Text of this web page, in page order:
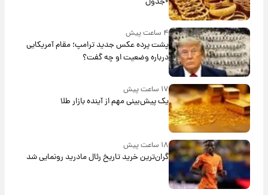
۴ ساعت پیش
پشت پرده عکس جدید ترامپ؛ مقام آمریکایی
درباره وضعیت او چه گفت؟
۱۷ ساعت پیش
یک پیش‌بینی مهم از آینده بازار طلا
۱۸ ساعت پیش
گران‌ترین خرید تاریخ رئال مادرید رونمایی شد